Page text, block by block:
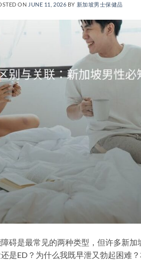
ON JUNE 11, 2026 BY 新加坡男士保健品
碍是最常见的两种类型，但许多新
是ED？为什么我既早泄又勃起困难